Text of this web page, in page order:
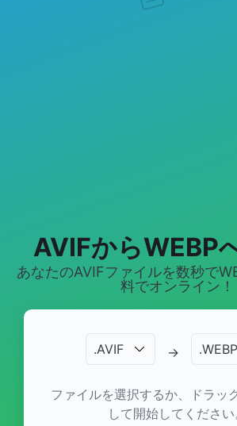
AVIFからWEBP
あなたのAVIFファイルを数秒で
料でオンライン！
.AVIF → .WEBP
ファイルを選択するか、ドラッ
して開始してください